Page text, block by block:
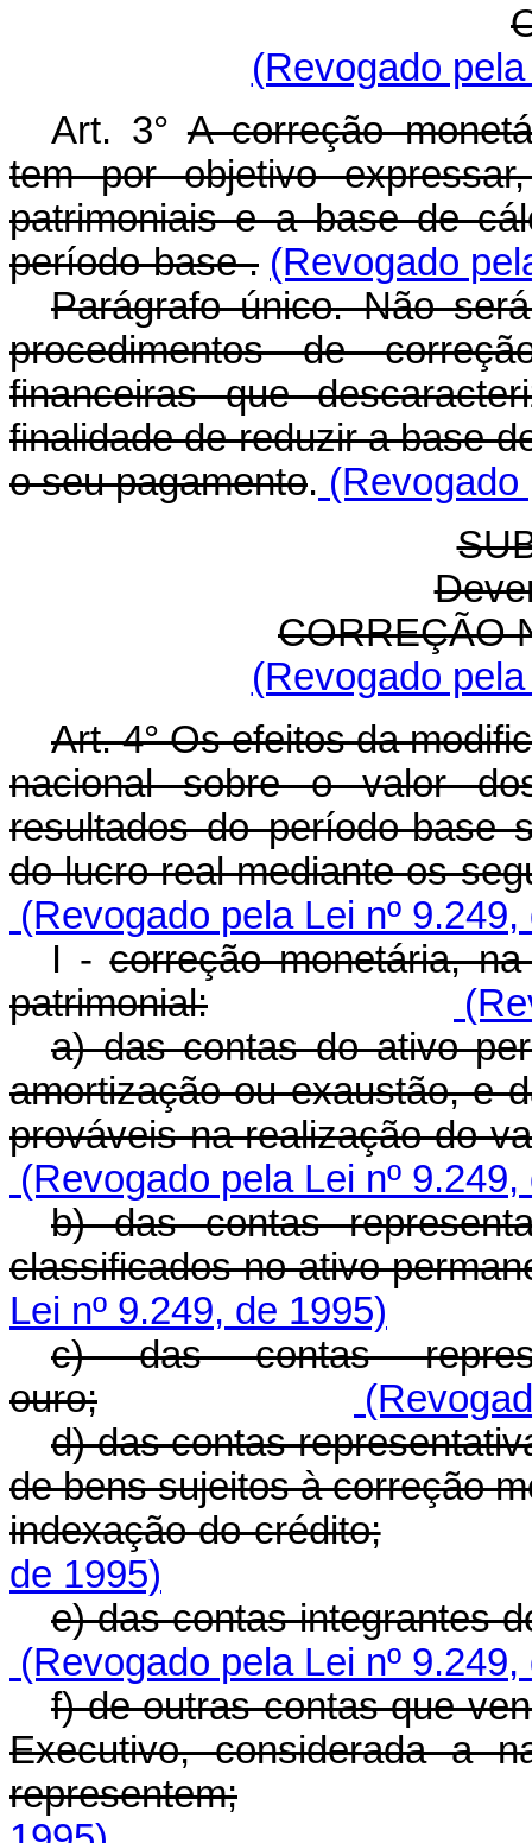
(Revogado
Art. 3°A correção
tem por objetivo
patrimoniais e a base de
período-base . (Revogado
Parágrafo único. Não
procedimentos de
financeiras que
finalidade de reduzir a base
o seu pagamento. (Revogado
CORREÇÃO
(Revogado
Art. 4° Os efeitos da
nacional sobre o valor
resultados do período-base
do lucro real mediante os
(Revogado pela Lei nº
I -correção monetária,
patrimonial:
a) das contas do ativo
amortização ou exaustão, e
prováveis na realização do
(Revogado pela Lei nº
b) das contas
classificados no ativo
Lei nº 9.249, de 1995)
c) das contas
ouro;
d) das contas
de bens sujeitos à correção
indexação do crédito;
de 1995)
e) das contas integrantes
(Revogado pela Lei nº
f) de outras contas que
Executivo, considerada a
representem;